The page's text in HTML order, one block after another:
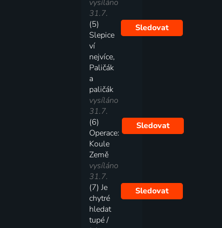
vysíláno
31.7.
(5)
Slepice
ví
nejvíce,
Paličák
a
paličák
vysíláno
31.7.
Sledovat
(6)
Operace:
Koule
Země
vysíláno
31.7.
Sledovat
(7) Je
chytré
hledat
tupé /
Sledovat